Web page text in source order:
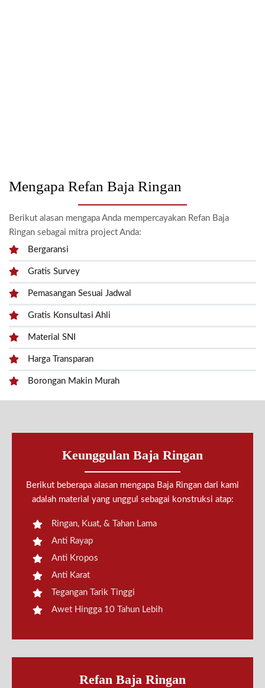
Mengapa Refan Baja Ringan
Berikut alasan mengapa Anda mempercayakan Refan Baja
Ringan sebagai mitra project Anda:
Bergaransi
Gratis Survey
Pemasangan Sesuai Jadwal
Gratis Konsultasi Ahli
Material SNI
Harga Transparan
Borongan Makin Murah
Keunggulan Baja Ringan
Berikut beberapa alasan mengapa Baja Ringan dari kami
adalah material yang unggul sebagai konstruksi atap:
Ringan, Kuat, & Tahan Lama
Anti Rayap
Anti Kropos
Anti Karat
Tegangan Tarik Tinggi
Awet Hingga 10 Tahun Lebih
Refan Baja Ringan